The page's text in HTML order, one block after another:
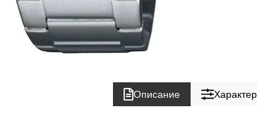
Описание